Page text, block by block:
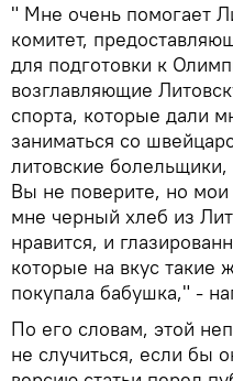
" Мне очень помогает
комитет,
для подготовки к
возглавляющие
спорта, которые дали
заниматься со
литовские
Вы не поверите, но
мне черный хлеб из
нравится, и
которые на вкус такие
покупала бабушка," -
По его словам, этой
не случиться, если бы